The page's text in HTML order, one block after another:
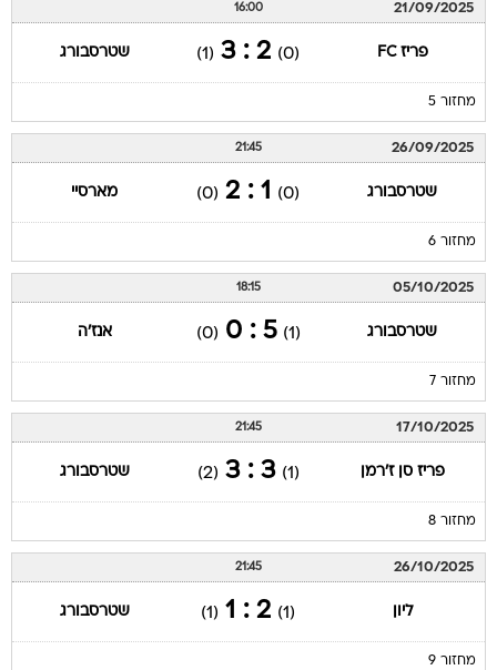
21/09/2025
16:00
פריז FC (0)
2 : 3
(1) שטרסבורג
מחזור 5
26/09/2025
21:45
שטרסבורג (0)
1 : 2
(0) מארסיי
מחזור 6
05/10/2025
18:15
שטרסבורג (1)
5 : 0
(0) אנז'ה
מחזור 7
17/10/2025
21:45
פריז סן ז'רמן (1)
3 : 3
(2) שטרסבורג
מחזור 8
26/10/2025
21:45
ליון (1)
2 : 1
(1) שטרסבורג
מחזור 9